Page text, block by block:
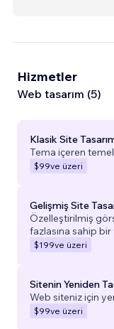
Hizmetler
Web tasarım (5)
Klasik Site
Tema içeren
$99ve üzeri
Gelişmiş Site
Özelleştirilmiş
fazlasına sahip
$199ve üzeri
Sitenin Yeniden
Web siteniz için
$99ve üzeri